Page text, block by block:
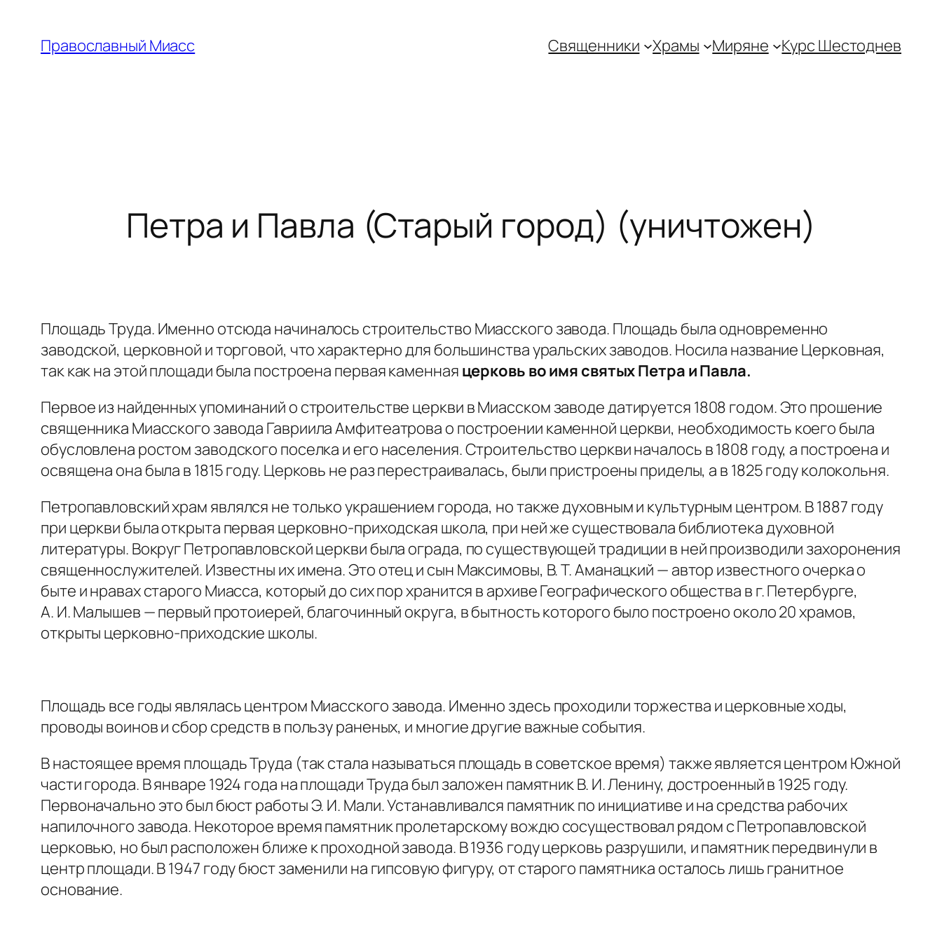
содержимому
Православный Миасс Священники Храмы Миряне Курс Шестоднев
Петра и Павла (Старый город) (уничтожен)
Площадь Труда. Именно отсюда начиналось строительство Миасского завода. Площадь была одновременно
заводской, церковной и торговой, что характерно для большинства уральских заводов. Носила название Церковная,
так как на этой площади была построена первая каменная церковь во имя святых Петра и Павла.
Первое из найденных упоминаний о строительстве церкви в Миасском заводе датируется 1808 годом. Это прошение
священника Миасского завода Гавриила Амфитеатрова о построении каменной церкви, необходимость коего была
обусловлена ростом заводского поселка и его населения. Строительство церкви началось в 1808 году, а построена и
освящена она была в 1815 году. Церковь не раз перестраивалась, были пристроены приделы, а в 1825 году колокольня.
Петропавловский храм являлся не только украшением города, но также духовным и культурным центром. В 1887 году
при церкви была открыта первая церковно-приходская школа, при ней же существовала библиотека духовной
литературы. Вокруг Петропавловской церкви была ограда, по существующей традиции в ней производили захоронения
священнослужителей. Известны их имена. Это отец и сын Максимовы, В. Т. Аманацкий — автор известного очерка о
быте и нравах старого Миасса, который до сих пор хранится в архиве Географического общества в г. Петербурге,
А. И. Малышев — первый протоиерей, благочинный округа, в бытность которого было построено около 20 храмов,
открыты церковно-приходские школы.
Площадь все годы являлась центром Миасского завода. Именно здесь проходили торжества и церковные ходы,
проводы воинов и сбор средств в пользу раненых, и многие другие важные события.
В настоящее время площадь Труда (так стала называться площадь в советское время) также является центром Южной
части города. В январе 1924 года на площади Труда был заложен памятник В. И. Ленину, достроенный в 1925 году.
Первоначально это был бюст работы Э. И. Мали. Устанавливался памятник по инициативе и на средства рабочих
напилочного завода. Некоторое время памятник пролетарскому вождю сосуществовал рядом с Петропавловской
церковью, но был расположен ближе к проходной завода. В 1936 году церковь разрушили, и памятник передвинули в
центр площади. В 1947 году бюст заменили на гипсовую фигуру, от старого памятника осталось лишь гранитное
основание.